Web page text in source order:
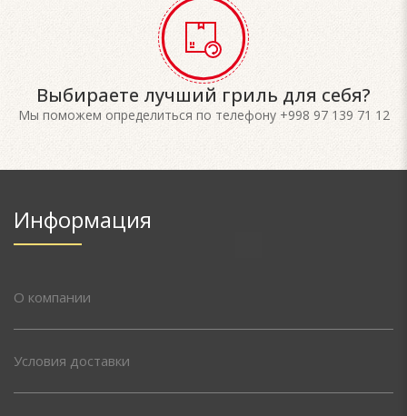
Выбираете лучший гриль для себя?
Мы поможем определиться по телефону +998 97 139 71 12
Информация
О компании
Условия доставки